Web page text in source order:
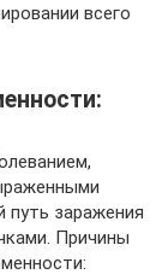
всего
путь заражения
Причины